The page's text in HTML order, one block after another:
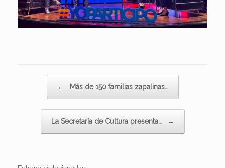
← Más de 150 familias zapalinas…
La Secretaría de Cultura presenta… →